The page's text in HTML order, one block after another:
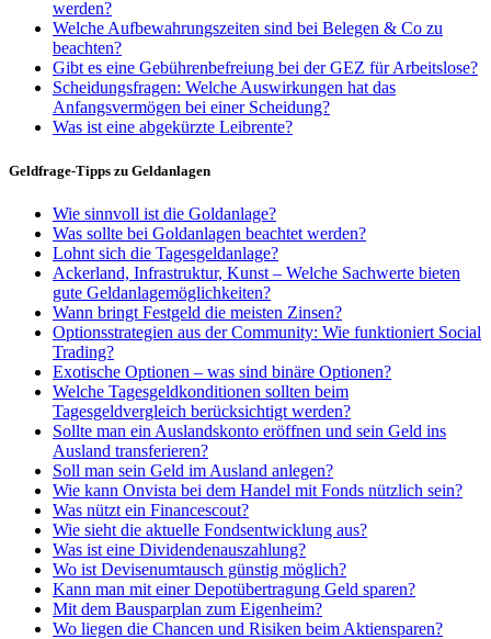
werden?
Welche Aufbewahrungszeiten sind bei Belegen & Co zu
beachten?
Gibt es eine Gebührenbefreiung bei der GEZ für Arbeitslose?
Scheidungsfragen: Welche Auswirkungen hat das
Anfangsvermögen bei einer Scheidung?
Was ist eine abgekürzte Leibrente?
Geldfrage-Tipps zu Geldanlagen
Wie sinnvoll ist die Goldanlage?
Was sollte bei Goldanlagen beachtet werden?
Lohnt sich die Tagesgeldanlage?
Ackerland, Infrastruktur, Kunst – Welche Sachwerte bieten
gute Geldanlagemöglichkeiten?
Wann bringt Festgeld die meisten Zinsen?
Optionsstrategien aus der Community: Wie funktioniert Social
Trading?
Exotische Optionen – was sind binäre Optionen?
Welche Tagesgeldkonditionen sollten beim
Tagesgeldvergleich berücksichtigt werden?
Sollte man ein Auslandskonto eröffnen und sein Geld ins
Ausland transferieren?
Soll man sein Geld im Ausland anlegen?
Wie kann Onvista bei dem Handel mit Fonds nützlich sein?
Was nützt ein Financescout?
Wie sieht die aktuelle Fondsentwicklung aus?
Was ist eine Dividendenauszahlung?
Wo ist Devisenumtausch günstig möglich?
Kann man mit einer Depotübertragung Geld sparen?
Mit dem Bausparplan zum Eigenheim?
Wo liegen die Chancen und Risiken beim Aktiensparen?